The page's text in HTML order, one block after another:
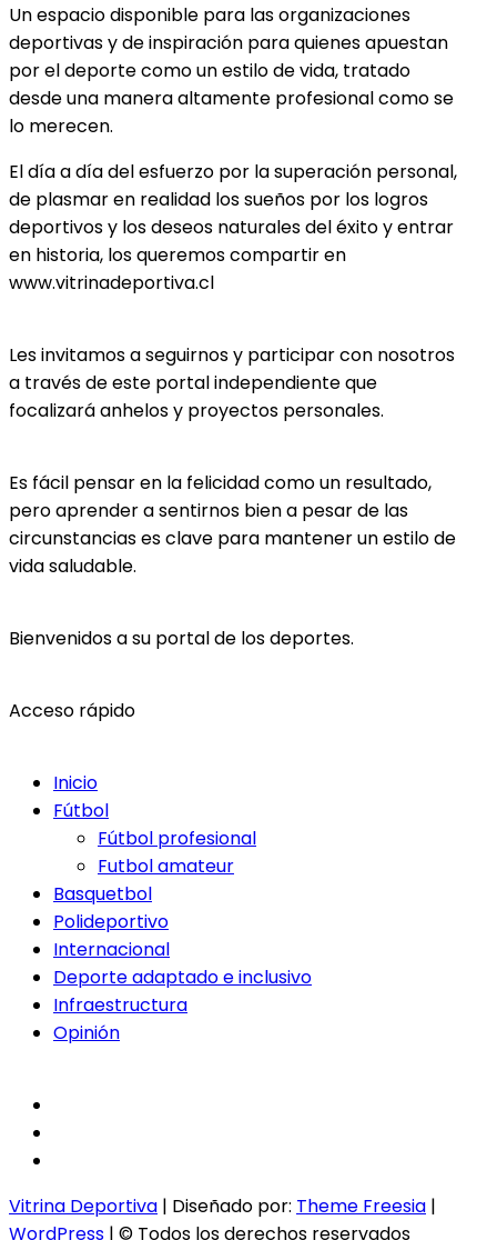
Un espacio disponible para las organizaciones
deportivas y de inspiración para quienes apuestan
por el deporte como un estilo de vida, tratado
desde una manera altamente profesional como se
lo merecen.
El día a día del esfuerzo por la superación personal,
de plasmar en realidad los sueños por los logros
deportivos y los deseos naturales del éxito y entrar
en historia, los queremos compartir en
www.vitrinadeportiva.cl
Les invitamos a seguirnos y participar con nosotros
a través de este portal independiente que
focalizará anhelos y proyectos personales.
Es fácil pensar en la felicidad como un resultado,
pero aprender a sentirnos bien a pesar de las
circunstancias es clave para mantener un estilo de
vida saludable.
Bienvenidos a su portal de los deportes.
Acceso rápido
Inicio
Fútbol
Fútbol profesional
Futbol amateur
Basquetbol
Polideportivo
Internacional
Deporte adaptado e inclusivo
Infraestructura
Opinión
Vitrina Deportiva | Diseñado por: Theme Freesia |
WordPress | © Todos los derechos reservados